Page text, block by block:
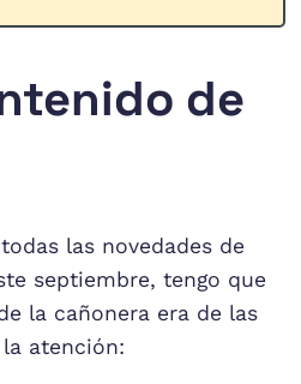
de
las novedades de
septiembre, tengo que
la cañonera era de las
atención: